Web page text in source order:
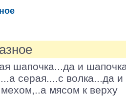
шапочка...да и
серая....с волка...да
мехом,..а мясом к верху